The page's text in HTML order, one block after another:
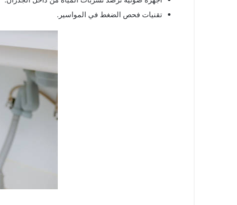
تقنيات فحص الضغط في المواسير.